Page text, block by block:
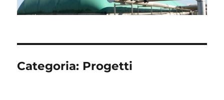
Categoria: Progetti